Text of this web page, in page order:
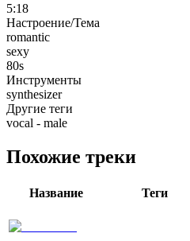
5:18
Настроение/Тема
romantic
sexy
80s
Инструменты
synthesizer
Другие теги
vocal - male
Похожие треки
Название Теги